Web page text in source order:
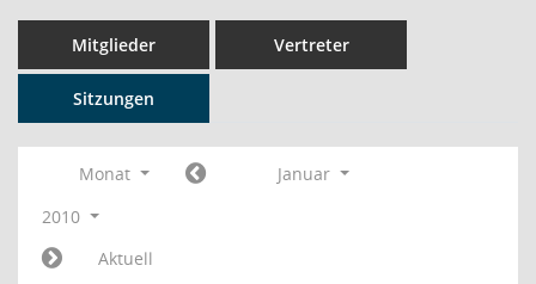
Mitglieder Vertreter
Sitzungen
Monat
Januar
2010
Aktuell